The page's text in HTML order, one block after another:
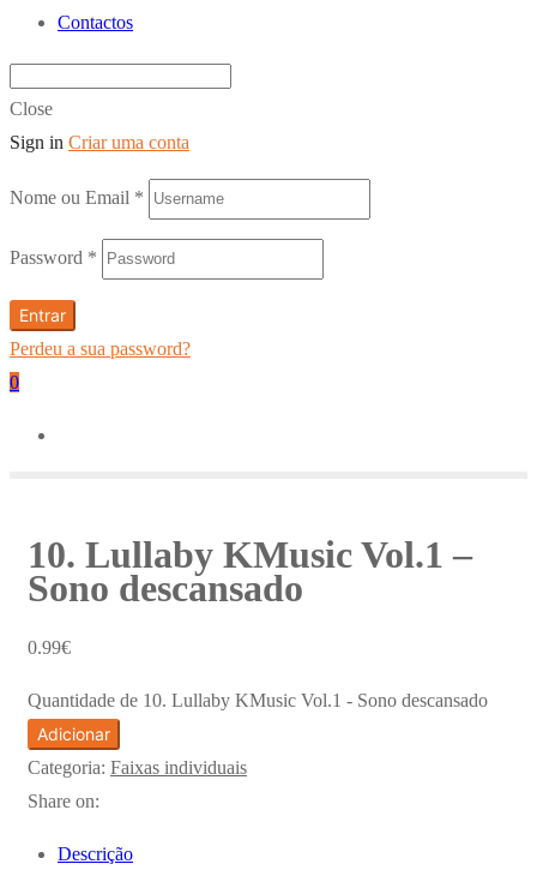
Contactos
Close
Sign in Criar uma conta
Nome ou Email *
Password *
Entrar
Perdeu a sua password?
0
10. Lullaby KMusic Vol.1 –
Sono descansado
0.99€
Quantidade de 10. Lullaby KMusic Vol.1 - Sono descansado
Adicionar
Categoria: Faixas individuais
Share on:
Descrição